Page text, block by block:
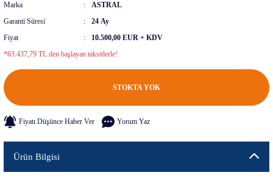
Marka
ASTRAL
Garanti Süresi
24 Ay
Fiyat
10.500,00 EUR + KDV
*63.437,79 TL den başlayan taksitlerle!
STOKTA YOK
Fiyatı Düşünce Haber Ver Yorum Yaz
Ürün Bilgisi